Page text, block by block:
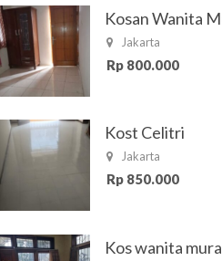
Jakarta
Rp 800.000
Kost Celitri
Jakarta
Rp 850.000